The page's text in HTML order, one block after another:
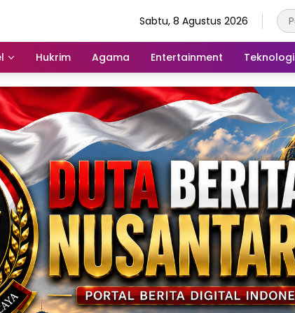
Sabtu, 8 Agustus 2026
Hukrim Agama Entertainment Teknologi